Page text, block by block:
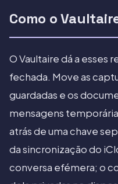
Como o
O Vaultaire dá a esses
fechada. Move as
guardadas e os
mensagens
atrás de uma chave
da sincronização do
conversa efémera; o